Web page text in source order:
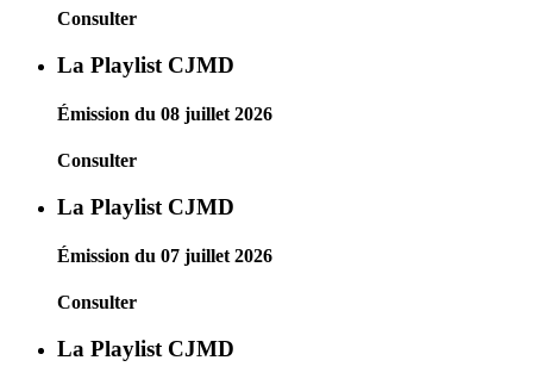
Consulter
La Playlist CJMD
Émission du 08 juillet 2026
Consulter
La Playlist CJMD
Émission du 07 juillet 2026
Consulter
La Playlist CJMD